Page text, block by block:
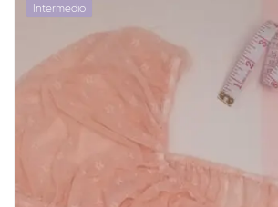
Intermedio